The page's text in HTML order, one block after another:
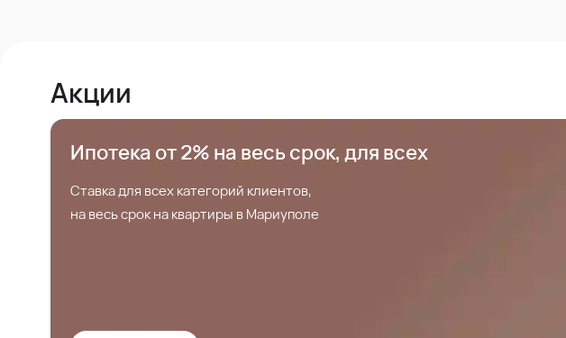
Акции
Ипотека от 2% на весь срок, для всех
Ставка для всех категорий клиентов,
на весь срок на квартиры в Мариуполе